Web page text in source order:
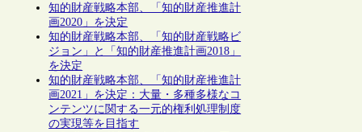
知的財産戦略本部、「知的財産推進計
画2020」を決定
知的財産戦略本部、「知的財産戦略ビ
ジョン」と「知的財産推進計画2018」
を決定
知的財産戦略本部、「知的財産推進計
画2021」を決定：大量・多種多様なコ
ンテンツに関する一元的権利処理制度
の実現等を目指す